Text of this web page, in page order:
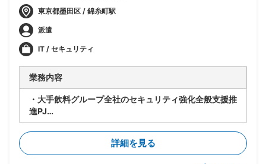
東京都墨田区 / 錦糸町駅
派遣
IT / セキュリティ
業務内容
・大手飲料グループ全社のセキュリティ強化全般支援推
進PJ
・ベンダー側ではなくユーザー側(情報子会社)立場での
施策推進・仕切り役
・USB・外部媒体の無断使用防止および使用ログ取得に
向けた要件定義・基本設計の推進
詳細を見る